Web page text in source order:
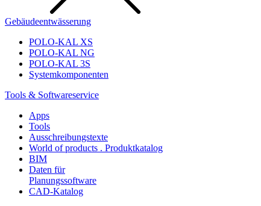
Gebäudeentwässerung
POLO-KAL XS
POLO-KAL NG
POLO-KAL 3S
Systemkomponenten
Tools & Softwareservice
Apps
Tools
Ausschreibungstexte
World of products . Produktkatalog
BIM
Daten für
Planungssoftware
CAD-Katalog